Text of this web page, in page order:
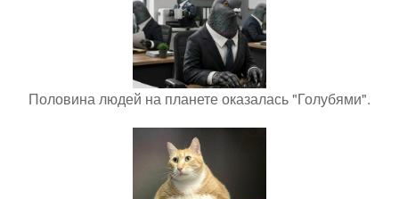
Половина людей на планете оказалась "Голубями".